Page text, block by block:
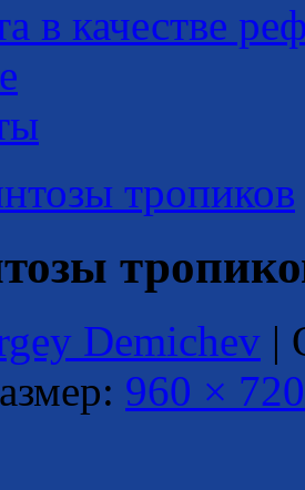
в качестве
тропиков
Demichev |
960 × 720